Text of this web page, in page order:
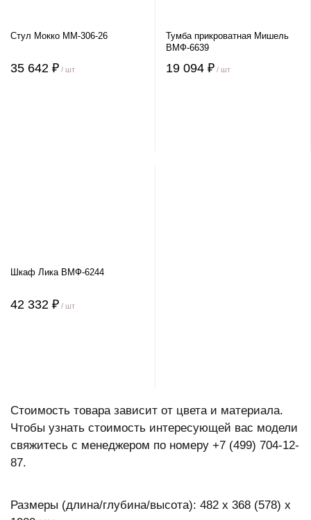
Стул Мокко ММ-306-26
35 642 ₽ / шт
Тумба прикроватная Мишель
ВМФ-6639
19 094 ₽ / шт
Шкаф Лика ВМФ-6244
42 332 ₽ / шт
Стоимость товара зависит от цвета и материала.
Чтобы узнать стоимость интересующей вас модели
свяжитесь с менеджером по номеру +7 (499) 704-12-
87.
Размеры (длина/глубина/высота): 482 x 368 (578) x